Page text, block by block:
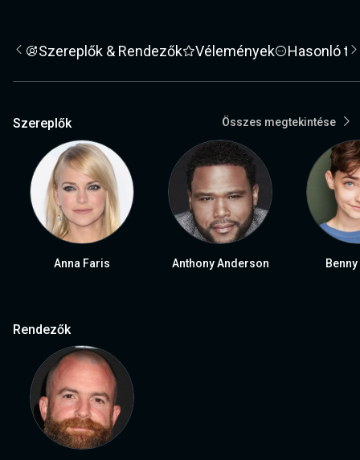
Szereplők & Rendezők Vélemények Hasonló
Szereplők Összes megtekintése
Anna Faris Anthony Anderson
Rendezők